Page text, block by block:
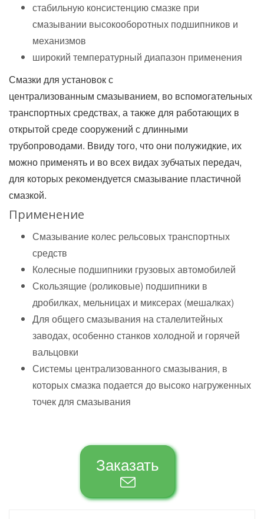
стабильную консистенцию смазке при
смазывании высокооборотных подшипников и
механизмов
широкий температурный диапазон применения
Смазки для установок с
централизованным смазыванием, во вспомогательных
транспортных средствах, атакже для работающих в
открытой среде сооружений сдлинными
трубопроводами. Ввиду того, что они полужидкие, их
можно применять и во всех видах зубчатых передач,
для которых рекомендуется смазывание пластичной
смазкой.
Применение
Смазывание колес рельсовых транспортных
средств
Колесные подшипники грузовых автомобилей
Скользящие (роликовые) подшипники в
дробилках, мельницах и миксерах (мешалках)
Для общего смазывания насталелитейных
заводах, особенно станков холодной и горячей
вальцовки
Системы централизованного смазывания, в
которых смазка подается до высоко нагруженных
точек для смазывания
Заказать